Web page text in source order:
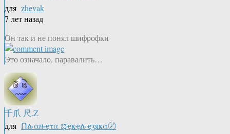
для zhevak
7 лет назад
Он так и не понял шифрофки
Это означало, паравалить…
千爪 尺.Z
для Ոሉαዙҿτα ಭҿҝҿሉҿʓяҝα〄